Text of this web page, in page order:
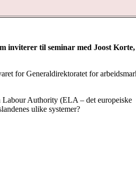
inviterer til seminar med Joost
for Generaldirektoratet for
Labour Authority (ELA – det europeiske
ulike systemer?